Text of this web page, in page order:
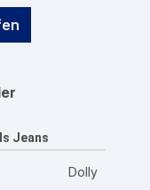
Jeans
Dolly